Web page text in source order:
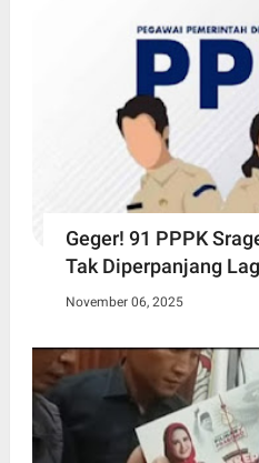
Geger! 91 PPPK
Tak Diperpanjang
November 06, 2025